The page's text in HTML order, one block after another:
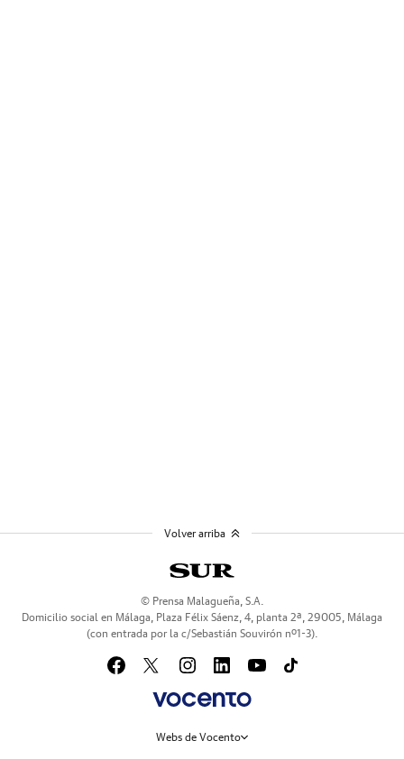
© Prensa Malagueña, S.A.
Domicilio social en Málaga, Plaza Félix Sáenz, 4, planta 2ª, 29005, Málaga
(con entrada por la c/Sebastián Souvirón nº1-3).
Webs de Vocento
Volver arriba